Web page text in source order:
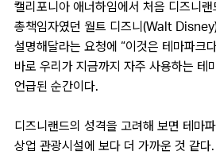
캘리포니아 애너하임에서 처음 디즈니랜
총책임자였던 월트 디즈니(Walt
설명해달라는 요청에 “이것은 테마파크
바로 우리가 지금까지 자주 사용하는 테
언급된 순간이다.
디즈니랜드의 성격을 고려해 보면 테마
상업 관광시설에 보다 더 가까운 것 같다